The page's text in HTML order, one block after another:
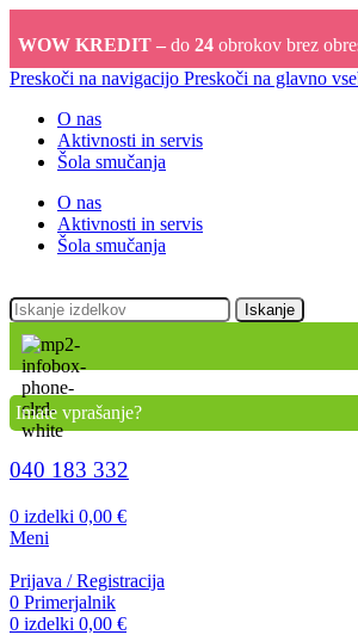
WOW KREDIT – do 24obrokov brez
Preskoči na navigacijo Preskoči na glavno
O nas
Aktivnosti in servis
Šola smučanja
O nas
Aktivnosti in servis
Šola smučanja
Iskanje
Imate vprašanje?
040 183 332
0 izdelki 0,00 €
Meni
Prijava / Registracija
0 Primerjalnik
0 izdelki 0,00 €